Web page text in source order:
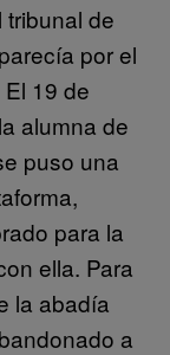
de
por el
19 de
alumna de
puso una
para la
ella. Para
la abadía
a